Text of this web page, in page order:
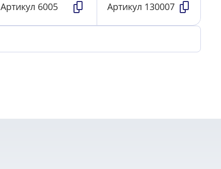
Артикул 6005
Артикул 130007